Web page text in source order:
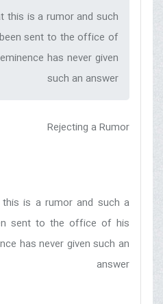
this is a rumor and such
sent to the office of
has never given
such an answer‌
Rejecting a Rumor
is a rumor and such a
sent to the office of his
has never given such an
answer